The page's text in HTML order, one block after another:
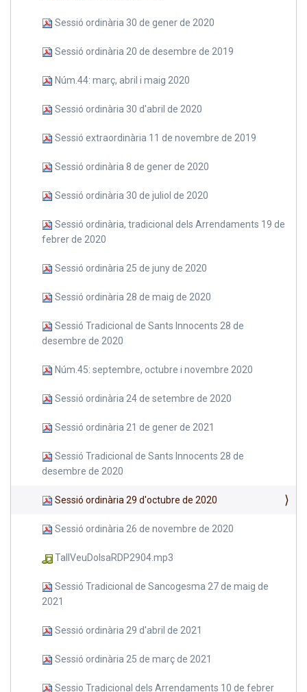
Sessió ordinària 30 de gener de 2020
Sessió ordinària 20 de desembre de 2019
Núm.44: març, abril i maig 2020
Sessió ordinària 30 d'abril de 2020
Sessió extraordinària 11 de novembre de 2019
Sessió ordinària 8 de gener de 2020
Sessió ordinària 30 de juliol de 2020
Sessió ordinària, tradicional dels Arrendaments 19 de
febrer de 2020
Sessió ordinària 25 de juny de 2020
Sessió ordinària 28 de maig de 2020
Sessió Tradicional de Sants Innocents 28 de
desembre de 2020
Núm.45: septembre, octubre i novembre 2020
Sessió ordinària 24 de setembre de 2020
Sessió ordinària 21 de gener de 2021
Sessió Tradicional de Sants Innocents 28 de
desembre de 2020
Sessió ordinària 29 d'octubre de 2020
Sessió ordinària 26 de novembre de 2020
TallVeuDolsaRDP2904.mp3
Sessió Tradicional de Sancogesma 27 de maig de
2021
Sessió ordinària 29 d'abril de 2021
Sessió ordinària 25 de març de 2021
Sessio Tradicional dels Arrendaments 10 de febrer